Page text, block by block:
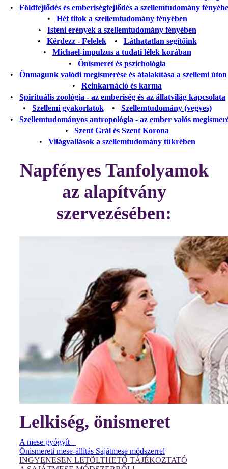
• Földfejlődés és emberiségfejlődés a szellemtudomány
• Hét titok a szellemtudomány fényében
• Isteni erények a szellemtudomány fényében
• Kérdezz - Felelek• Láthatatlan segítőink
• Michael-impulzus a tudati lélek korában
• Önismeret és pszichológia
• Önmagunk valódi megismerése és átalakítása a szellemi úton
• Reinkarnáció és karma
• Spirituális zoológia - az emberiség és az állatvilág kapcsolata
• Szellemi gyakorlatok• Szellemtudomány (vegyes)
• Szellemtudományos antropológia - az ember valós
• Szent Grál és Szent Korona
• Világvallások a szellemtudomány tükrében
Napfényes Tanfolyamok
az alapítvány
szervezésében:
Lelkiség, önismeret
A mese gyógyít –
Önismereti mese-állítás Sajátmese módszerrel
INGYENESEN LETÖLTHETŐ TÁJÉKOZTATÓ